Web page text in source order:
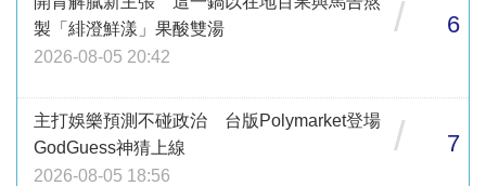
製「緋澄鮮漾」果酸雙湯
2026-08-05 20:42
/ 6
主打娛樂預測不碰政治 台版Polymarket登場
GodGuess神猜上線
2026-08-05 18:56
/ 7